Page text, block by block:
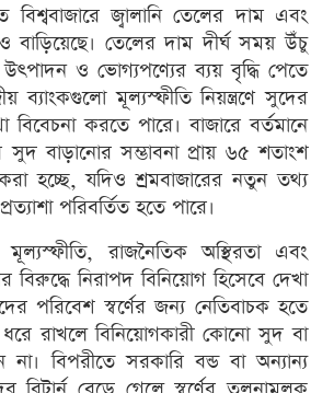
বিশ্ববাজারে জ্বালানি তেলের দাম এবং
বাড়িয়েছে। তেলের দাম দীর্ঘ সময় উঁচু
ও ভোগ্যপণ্যের ব্যয় বৃদ্ধি পেতে
ব্যাংকগুলো মূল্যস্ফীতি নিয়ন্ত্রণে সুদের
বিবেচনা করতে পারে। বাজারে বর্তমানে
সুদ বাড়ানোর সম্ভাবনা প্রায় ৬৫ শতাংশ
হচ্ছে, যদিও শ্রমবাজারের নতুন তথ্য
পরিবর্তিত হতে পারে।
মূল্যস্ফীতি, রাজনৈতিক অস্থিরতা এবং
বিরুদ্ধে নিরাপদ বিনিয়োগ হিসেবে দেখা
পরিবেশ স্বর্ণের জন্য নেতিবাচক হতে
ধরে রাখলে বিনিয়োগকারী কোনো সুদ বা
বিপরীতে সরকারি বন্ড বা অন্যান্য